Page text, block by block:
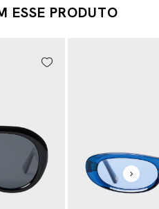
ESSE PRODUTO